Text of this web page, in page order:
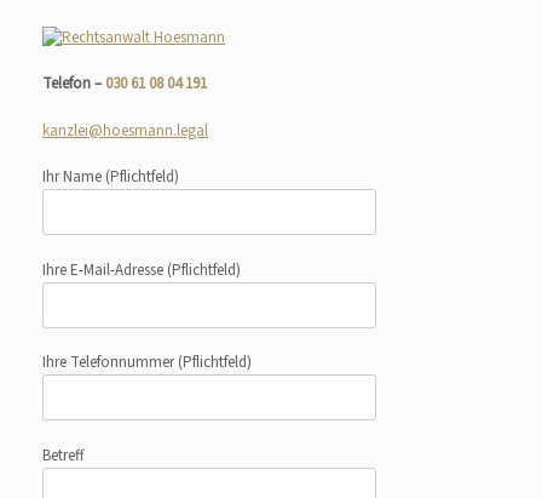
Telefon –030 61 08 04 191
kanzlei@hoesmann.legal
Ihr Name (Pflichtfeld)
Ihre E-Mail-Adresse (Pflichtfeld)
Ihre Telefonnummer(Pflichtfeld)
Betreff